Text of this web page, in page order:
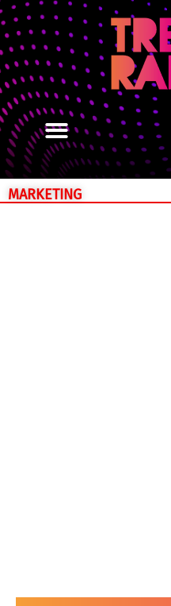
MARKETING